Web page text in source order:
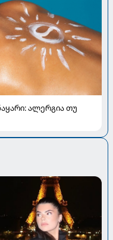
ალერგია თუ